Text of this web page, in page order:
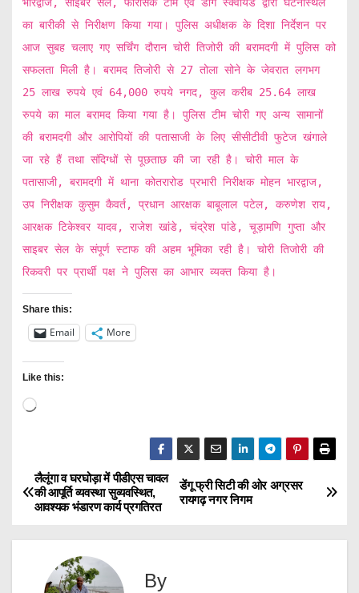
का बारीकी से निरीक्षण किया गया। पुलिस अधीक्षक के दिशा निर्देशन पर
आज सुबह चलाए गए सर्चिंग दौरान चोरी तिजोरी की बरामदगी में पुलिस को
सफलता मिली है। बरामद तिजोरी से 27 तोला सोने के जेवरात लगभग
25 लाख रुपये एवं 64,000 रुपये नगद, कुल करीब 25.64 लाख
रुपये का माल बरामद किया गया है। पुलिस टीम चोरी गए अन्य सामानों
की बरामदगी और आरोपियों की पतासाजी के लिए सीसीटीवी फुटेज खंगाले
जा रहे हैं तथा संदिग्धों से पूछताछ की जा रही है। चोरी माल के
पतासाजी, बरामदगी में थाना कोतरारोड प्रभारी निरीक्षक मोहन भारद्वाज,
उप निरीक्षक कुसुम कैवर्त, प्रधान आरक्षक बाबूलाल पटेल, करुणेश राय,
आरक्षक टिकेश्वर यादव, राजेश खांडे, चंद्रेश पांडे, चूड़ामणि गुप्ता और
साइबर सेल के संपूर्ण स्टाफ की अहम भूमिका रही है। चोरी तिजोरी की
रिकवरी पर प्रार्थी पक्ष ने पुलिस का आभार व्यक्त किया है।
Share this:
Email More
Like this:
L
d
i
n
g
P
डेंगू फ्री सिटी की ओर अग्रसर
रायगढ़ नगर निगम
लैलूंगा व घरघोड़ा में पीडीएस चावल
की आपूर्ति व्यवस्था सुव्यवस्थित,
आवश्यक भंडारण कार्य प्रगतिरत
By